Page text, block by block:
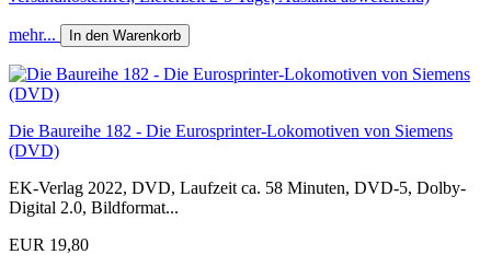
mehr... In den Warenkorb
Die Baureihe 182 - Die Eurosprinter-Lokomotiven von Siemens
(DVD)
EK-Verlag 2022, DVD, Laufzeit ca. 58 Minuten, DVD-5, Dolby-
Digital 2.0, Bildformat...
EUR 19,80